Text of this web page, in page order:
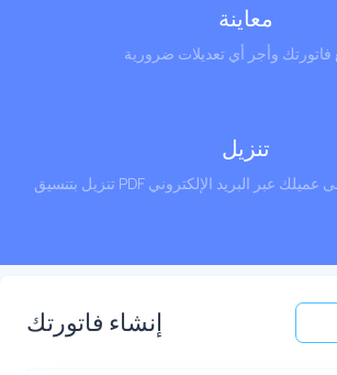
معاينة
تنزيل
إنشاء فاتورتك